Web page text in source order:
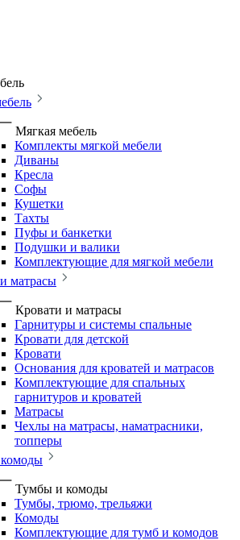
Мягкая мебель
Комплекты мягкой мебели
Диваны
Кресла
Софы
Кушетки
Тахты
Пуфы и банкетки
Подушки и валики
Комплектующие для мягкой мебели
матрасы
Кровати и матрасы
Гарнитуры и системы спальные
Кровати для детской
Кровати
Основания для кроватей и матрасов
Комплектующие для спальных
гарнитуров и кроватей
Матрасы
Чехлы на матрасы, наматрасники,
топперы
Тумбы и комоды
Тумбы, трюмо, трельяжи
Комоды
Комплектующие для тумб и комодов